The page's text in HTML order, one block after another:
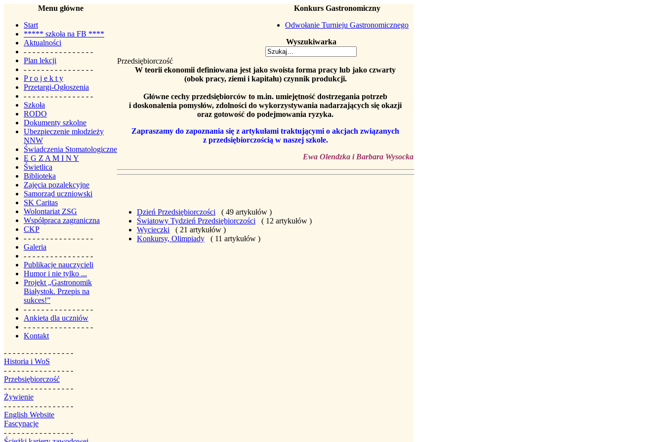
Menu główne
Start
***** szkoła na FB ****
Aktualności
- - - - - - - - - - - - - - - -
Plan lekcji
- - - - - - - - - - - - - - - -
P r o j e k t y
Przetargi-Ogłoszenia
- - - - - - - - - - - - - - - -
Szkoła
RODO
Dokumenty szkolne
Ubezpieczenie młodzieży
NNW
Świadczenia Stomatologiczne
E G Z A M I N Y
Świetlica
Biblioteka
Zajęcia pozalekcyjne
Samorząd uczniowski
SK Caritas
Wolontariat ZSG
Współpraca zagraniczna
CKP
- - - - - - - - - - - - - - - -
Galeria
- - - - - - - - - - - - - - - -
Publikacje nauczycieli
Humor i nie tylko ...
Projekt „Gastronomik
Białystok. Przepis na
sukces!”
- - - - - - - - - - - - - - - -
Ankieta dla uczniów
- - - - - - - - - - - - - - - -
Kontakt
- - - - - - - - - - - - - - - -
Historia i WoS
- - - - - - - - - - - - - - - -
Przebsiębiorczość
- - - - - - - - - - - - - - - -
Żywienie
- - - - - - - - - - - - - - - -
English Website
Fascynacje
- - - - - - - - - - - - - - - -
Konkurs Gastronomiczny
Odwołanie Turnieju Gastronomicznego
Wyszukiwarka
Przedsiębiorczość
W teorii ekonomii definiowana jest jako swoista forma pracy lub jako czwarty
(obok pracy, ziemi i kapitału) czynnik produkcji.
Główne cechy przedsiębiorców to m.in. umiejętność dostrzegania potrzeb
i doskonalenia pomysłów, zdolności do wykorzystywania nadarzających się okazji
oraz gotowość do podejmowania ryzyka.
Zapraszamy do zapoznania się z artykułami traktującymi o akcjach związanych
z przedsiębiorczością w naszej szkole.
Ewa Olendzka i Barbara Wysocka
Dzień Przedsiębiorczości
( 49 artykułów )
Światowy Tydzień Przedsiębiorczości
( 12 artykułów )
Wycieczki
( 21 artykułów )
Konkursy, Olimpiady
( 11 artykułów )